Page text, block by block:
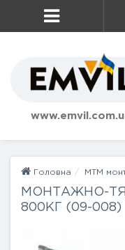
Головна МТМ
МОНТАЖНО-
800КГ (09-008)